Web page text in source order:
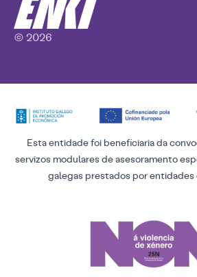
© 2026
Esta entidade foi beneficiaria da
servizos modulares de asesoramento
galegas prestados por entidades